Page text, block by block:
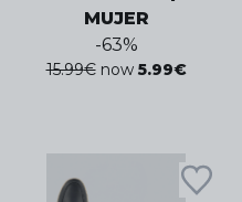
MUJER
-63%
15.99€ now 5.99€